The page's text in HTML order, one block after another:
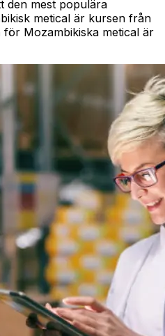
den mest populära
metical är kursen från
för Mozambikiska metical är